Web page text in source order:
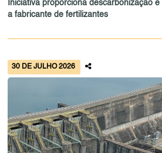
Iniciativa proporciona descarbonização
a fabricante de fertilizantes
30 DE JULHO 2026